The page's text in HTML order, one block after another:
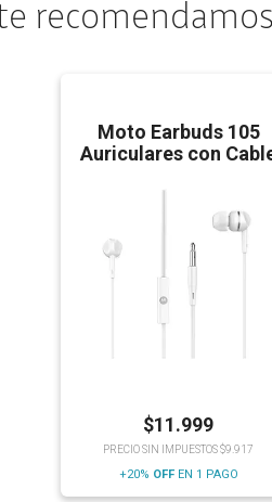
Moto Earbuds 105
Auriculares con
$11.999
PRECIO SIN IMPUESTOS $9.917
+20% OFFEN 1 PAGO